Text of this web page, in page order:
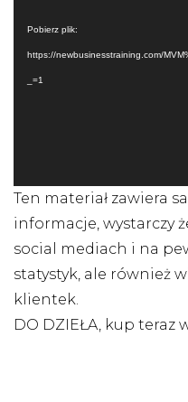
Pobierz plik:
https://newbusinesstraining.com/
_=1
Ten materiał zawiera
informacje, wystarczy
social mediach i na
statystyk, ale również
klientek.
DO DZIEŁA, kup teraz